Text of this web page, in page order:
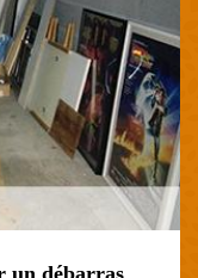
un débarras